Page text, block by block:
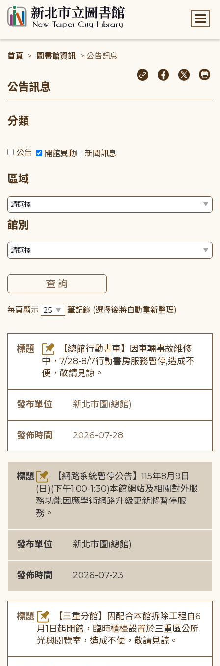
首頁 > 圖書館資訊 > 公告訊息
公告訊息
分類
公告 開館異動 新聞訊息
區域
館別
每頁顯示 筆記錄 (選擇後將自動重新整理)
標題
【總館行動書車】因車輛事故維修
中，7/28-8/7行動書房服務暫停,造成不
便，敬請見諒。
發布單位 新北市圖(總館)
發佈時間 2026-07-28
標題
【網路系統暫停公告】115年8月9日
(日)(下午1:00-1:30)本館網站及相關對外服
務功能因應學術網路升級更新將暫停服
務。
發布單位 新北市圖(總館)
發佈時間 2026-07-23
標題
【三重分館】因配合本館拆除工程自6
月1日起閉館，臨時櫃檯設置於三重區公所
光興閱覽室，造成不便，敬請見諒。